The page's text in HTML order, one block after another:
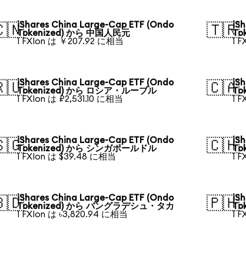
iShares China Large-Cap ETF (Ondo
Tokenized) から 中国人民元
1 FXIon は ￥207.92 に相当
🇹🇷
1
iShares China Large-Cap ETF (Ondo
Tokenized) から ロシア・ルーブル
1 FXIon は ₽2,531.10 に相当
🇨🇦
1
iShares China Large-Cap ETF (Ondo
Tokenized) から シンガポールドル
1 FXIon は $39.48 に相当
🇨🇭
1
iShares China Large-Cap ETF (Ondo
Tokenized) から バングラデシュ・タカ
1 FXIon は ৳3,820.94 に相当
🇵🇭
1